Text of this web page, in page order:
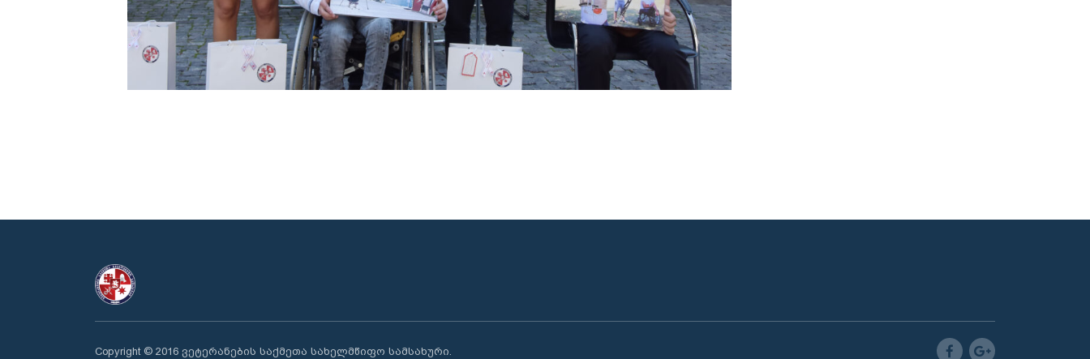
Copyright © 2016 ვეტერანების საქმეთა სახელმწიფო სამსახური.